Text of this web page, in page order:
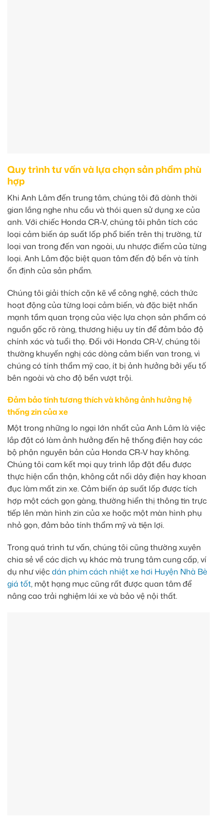
Quy trình tư vấn và lựa chọn sản phẩm phù
hợp
Khi Anh Lâm đến trung tâm, chúng tôi đã dành thời
gian lắng nghe nhu cầu và thói quen sử dụng xe của
anh. Với chiếc Honda CR-V, chúng tôi phân tích các
loại cảm biến áp suất lốp phổ biến trên thị trường, từ
loại van trong đến van ngoài, ưu nhược điểm của từng
loại. Anh Lâm đặc biệt quan tâm đến độ bền và tính
ổn định của sản phẩm.
Chúng tôi giải thích cặn kẽ về công nghệ, cách thức
hoạt động của từng loại cảm biến, và đặc biệt nhấn
mạnh tầm quan trọng của việc lựa chọn sản phẩm có
nguồn gốc rõ ràng, thương hiệu uy tín để đảm bảo độ
chính xác và tuổi thọ. Đối với Honda CR-V, chúng tôi
thường khuyến nghị các dòng cảm biến van trong, vì
chúng có tính thẩm mỹ cao, ít bị ảnh hưởng bởi yếu tố
bên ngoài và cho độ bền vượt trội.
Đảm bảo tính tương thích và không ảnh hưởng hệ
thống zin của xe
Một trong những lo ngại lớn nhất của Anh Lâm là việc
lắp đặt có làm ảnh hưởng đến hệ thống điện hay các
bộ phận nguyên bản của Honda CR-V hay không.
Chúng tôi cam kết mọi quy trình lắp đặt đều được
thực hiện cẩn thận, không cắt nối dây điện hay khoan
đục làm mất zin xe. Cảm biến áp suất lốp được tích
hợp một cách gọn gàng, thường hiển thị thông tin trực
tiếp lên màn hình zin của xe hoặc một màn hình phụ
nhỏ gọn, đảm bảo tính thẩm mỹ và tiện lợi.
Trong quá trình tư vấn, chúng tôi cũng thường xuyên
chia sẻ về các dịch vụ khác mà trung tâm cung cấp, ví
dụ như việcdán phim cách nhiệt xe hơi Huyện Nhà Bè
giá tốt, một hạng mục cũng rất được quan tâm để
nâng cao trải nghiệm lái xe và bảo vệ nội thất.